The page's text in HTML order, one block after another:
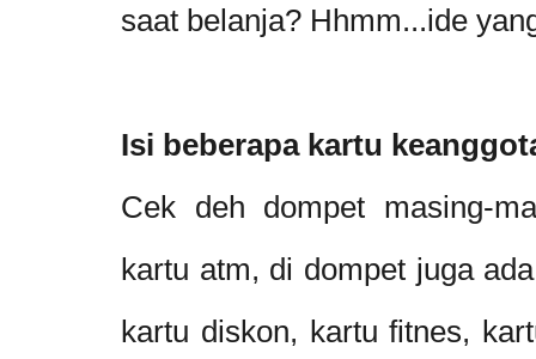
saat belanja? Hhmm...ide
Isi beberapa kartu
Cek deh dompet masing-
kartu atm, di dompet juga
kartu diskon, kartu fitnes,